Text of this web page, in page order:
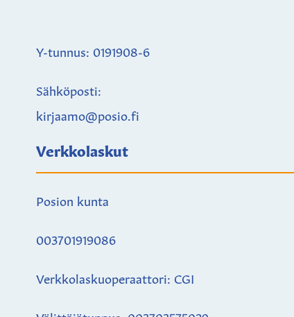
Y-tunnus: 0191908-6
Sähköposti:
kirjaamo@posio.fi
Verkkolaskut
Posion kunta
003701919086
Verkkolaskuoperaattori: CGI